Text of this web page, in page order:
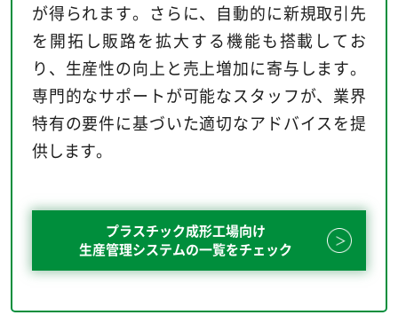
が得られます。さらに、自動的に新規取引先
を開拓し販路を拡大する機能も搭載してお
り、生産性の向上と売上増加に寄与します。
専門的なサポートが可能なスタッフが、業界
特有の要件に基づいた適切なアドバイスを提
供します。
プラスチック成形工場向け
生産管理システムの一覧をチェック